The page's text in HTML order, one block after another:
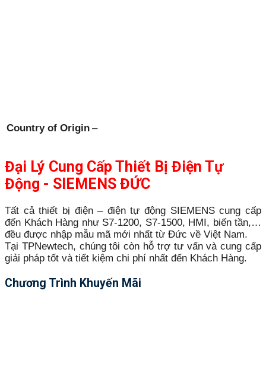
Country of Origin –
Đại Lý Cung Cấp Thiết Bị Điện Tự
Động - SIEMENS ĐỨC
Tất cả thiết bị điện – điện tự động SIEMENS cung cấp
đến Khách Hàng như S7-1200, S7-1500, HMI, biến tần,…
đều được nhập mẫu mã mới nhất từ Đức về Việt Nam.
Tại TPNewtech, chúng tôi còn hỗ trợ tư vấn và cung cấp
giải pháp tốt và tiết kiệm chi phí nhất đến Khách Hàng.
Chương Trình Khuyến Mãi